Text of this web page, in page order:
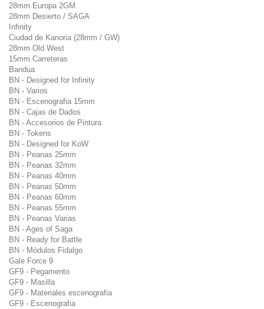
28mm Europa 2GM
28mm Desierto / SAGA
Infinity
Ciudad de Kanoria (28mm / GW)
28mm Old West
15mm Carreteras
Bandua
BN - Designed for Infinity
BN - Varios
BN - Escenografia 15mm
BN - Cajas de Dados
BN - Accesorios de Pintura
BN - Tokens
BN - Designed for KoW
BN - Peanas 25mm
BN - Peanas 32mm
BN - Peanas 40mm
BN - Peanas 50mm
BN - Peanas 60mm
BN - Peanas 55mm
BN - Peanas Varias
BN - Ages of Saga
BN - Ready for Battle
BN - Módulos Fidalgo
Gale Force 9
GF9 - Pegamento
GF9 - Masilla
GF9 - Materiales escenografia
GF9 - Escenografia